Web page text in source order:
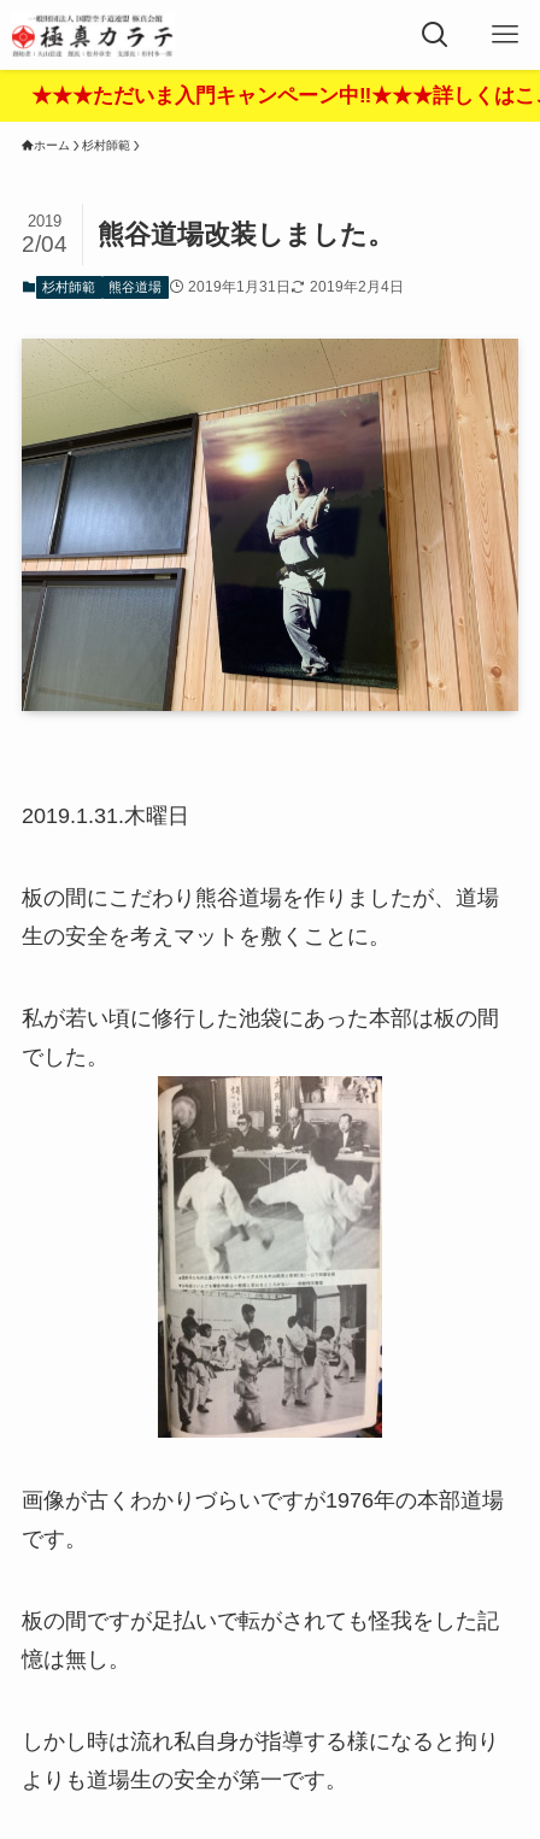
いま入門キャンペーン中‼︎★★★詳しくはここをク
ホーム 杉村師範
熊谷道場改装しました。
2019
2/04
杉村師範 熊谷道場 2019年1月31日 2019年2月4日
2019.1.31.木曜日
板の間にこだわり熊谷道場を作りましたが、道場
生の安全を考えマットを敷くことに。
私が若い頃に修行した池袋にあった本部は板の間
でした。
画像が古くわかりづらいですが1976年の本部道場
です。
板の間ですが足払いで転がされても怪我をした記
憶は無し。
しかし時は流れ私自身が指導する様になると拘り
よりも道場生の安全が第一です。